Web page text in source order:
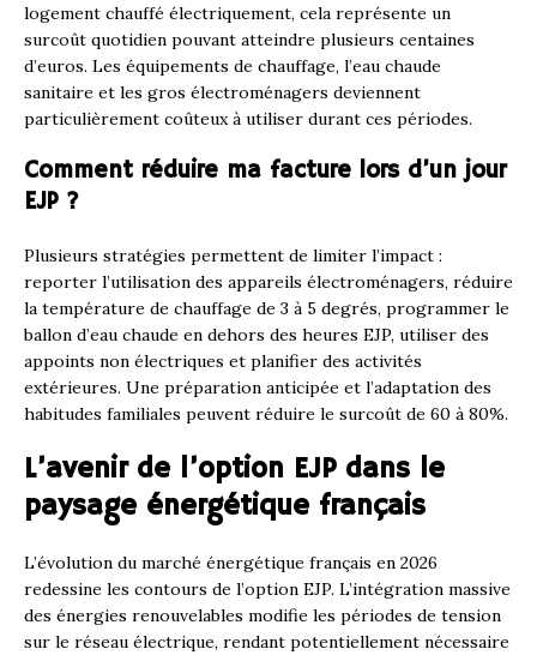
logement chauffé électriquement, cela représente un
surcoût quotidien pouvant atteindre plusieurs centaines
d’euros. Les équipements de chauffage, l’eau chaude
sanitaire et les gros électroménagers deviennent
particulièrement coûteux à utiliser durant ces périodes.
Comment réduire ma facture lors d’un jour
EJP ?
Plusieurs stratégies permettent de limiter l’impact :
reporter l’utilisation des appareils électroménagers, réduire
la température de chauffage de 3 à 5 degrés, programmer le
ballon d’eau chaude en dehors des heures EJP, utiliser des
appoints non électriques et planifier des activités
extérieures. Une préparation anticipée et l’adaptation des
habitudes familiales peuvent réduire le surcoût de 60 à 80%.
L’avenir de l’option EJP dans le
paysage énergétique français
L’évolution du marché énergétique français en 2026
redessine les contours de l’option EJP. L’intégration massive
des énergies renouvelables modifie les périodes de tension
sur le réseau électrique, rendant potentiellement nécessaire